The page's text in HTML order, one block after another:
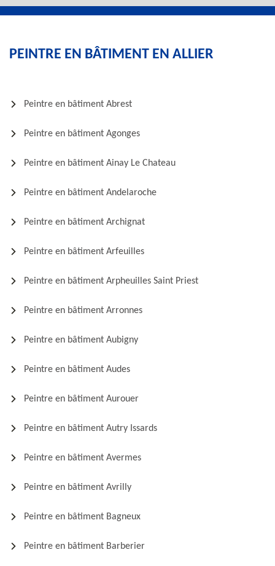
PEINTRE EN BÂTIMENT EN ALLIER
Peintre en bâtiment Abrest
Peintre en bâtiment Agonges
Peintre en bâtiment Ainay Le Chateau
Peintre en bâtiment Andelaroche
Peintre en bâtiment Archignat
Peintre en bâtiment Arfeuilles
Peintre en bâtiment Arpheuilles Saint Priest
Peintre en bâtiment Arronnes
Peintre en bâtiment Aubigny
Peintre en bâtiment Audes
Peintre en bâtiment Aurouer
Peintre en bâtiment Autry Issards
Peintre en bâtiment Avermes
Peintre en bâtiment Avrilly
Peintre en bâtiment Bagneux
Peintre en bâtiment Barberier